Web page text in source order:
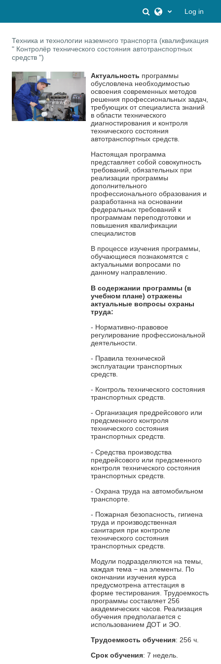
Toggle search
Log in
Техника и технологии наземного транспорта (квалификация
" Контролёр технического состояния автотранспортных
средств ")
Актуальность программы
обусловлена необходимостью
освоения современных методов
решения профессиональных задач,
требующих от специалиста знаний
в области технического
диагностирования и контроля
технического состояния
автотранспортных средств.
Настоящая программа
представляет собой совокупность
требований, обязательных при
реализации программы
дополнительного
профессионального образования и
разработанна на основании
федеральных требований к
программам переподготовки и
повышения квалификации
специалистов
В процессе изучения программы,
обучающиеся познакомятся с
актуальными вопросами по
данному направлению.
В содержании программы (в
учебном плане) отражены
актуальные вопросы охраны
труда:
- Нормативно-правовое
регулирование профессиональной
деятельности.
- Правила технической
эксплуатации транспортных
средств.
- Контроль технического состояния
транспортных средств.
- Организация предрейсового или
предсменного контроля
технического состояния
транспортных средств.
- Средства производства
предрейсового или предсменного
контроля технического состояния
транспортных средств.
- Охрана труда на автомобильном
транспорте.
- Пожарная безопасность, гигиена
труда и производственная
санитария при контроле
технического состояния
транспортных средств.
Модули подразделяются на темы,
каждая тема − на элементы. По
окончании изучения курса
предусмотрена аттестация в
форме тестирования. Трудоемкость
программы составляет 256
академических часов. Реализация
обучения предполагается с
использованием ДОТ и ЭО.
Трудоемкость обучения: 256 ч.
Срок обучения: 7 недель.